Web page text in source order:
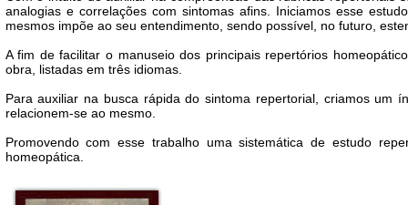
analogias e correlações com sintomas afins. Iniciamos esse
mesmos impõe ao seu entendimento, sendo possível, no futuro,
A fim de facilitar o manuseio dos principais repertórios
obra, listadas em três idiomas.
Para auxiliar na busca rápida do sintoma repertorial, criamos um
relacionem-se ao mesmo.
Promovendo com esse trabalho uma sistemática de estudo
homeopática.